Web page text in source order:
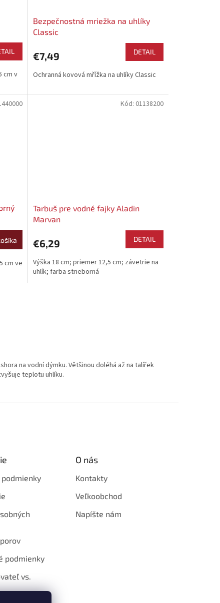
cm v
Bezpečnostná mriežka na uhlíky
Classic
€7,49 DETAIL
Ochranná kovová mřížka na uhlíky Classic
cm ve
Tarbuš pre vodné fajky Aladin
Marvan
€6,29 DETAIL
Výška 18 cm; priemer 12,5 cm; závetrie na
uhlík; farba strieborná
Kód: 01138200
na vodní dýmku. Většinou doléhá až na talířek
teplotu uhlíku.
podmienky
vs.
O nás
Kontakty
Veľkoobchod
Napíšte nám